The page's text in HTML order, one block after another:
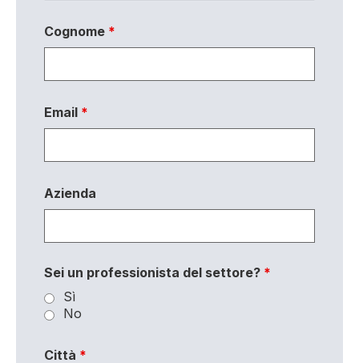
Cognome *
Email *
Azienda
Sei un professionista del settore? *
Sì
No
Città *